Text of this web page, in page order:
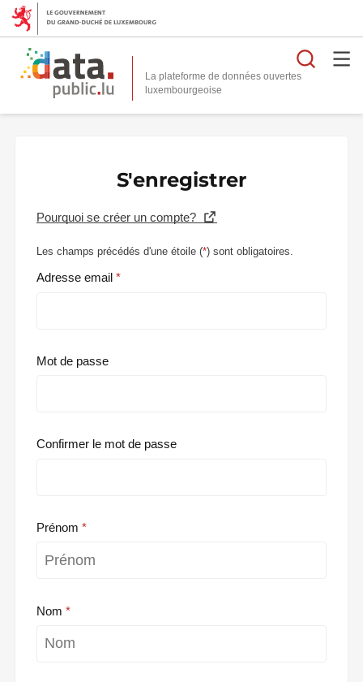
La plateforme de données ouvertes
S'enregistrer
Pourquoi se créer un compte?
Les champs précédés d'une étoile (*) sont obligatoires.
Adresse email
Mot de passe
Confirmer le mot de passe
Prénom
Nom